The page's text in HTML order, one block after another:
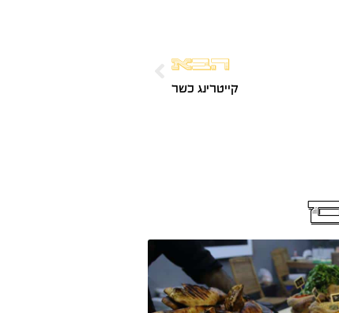
הבא
קייטרינג כשר